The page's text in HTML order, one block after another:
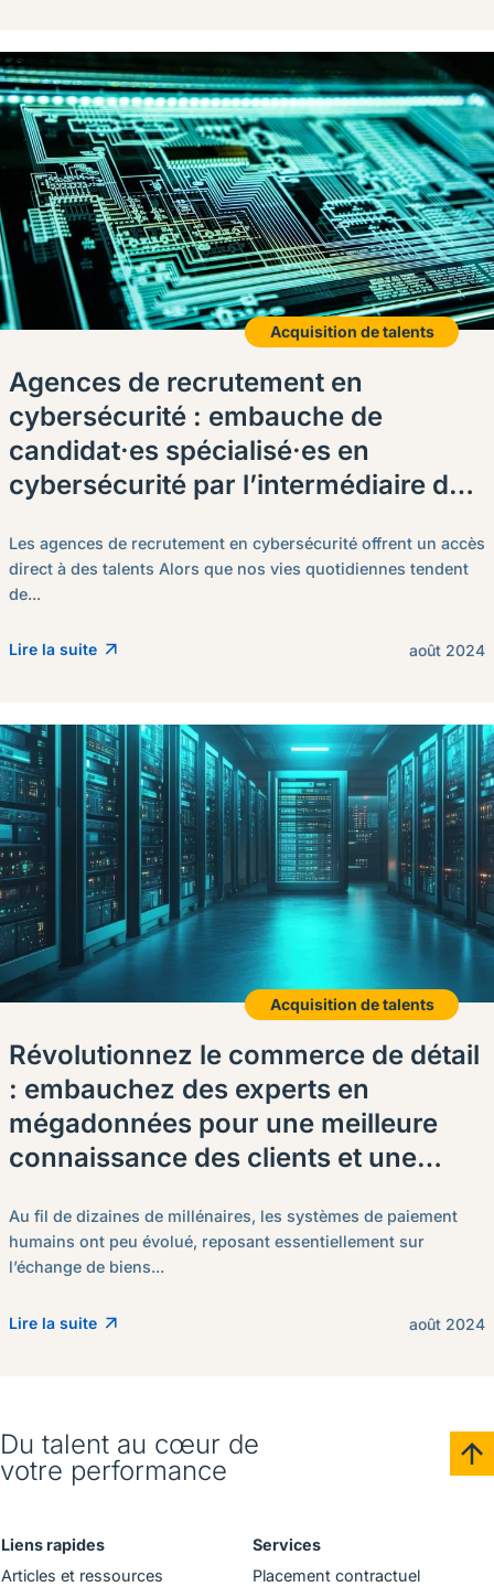
Acquisition de talents
Agences de recrutement en
cybersécurité : embauche de
candidat·es spécialisé·es en
cybersécurité par l’intermédiaire de
Les agences de recrutement en cybersécurité offrent un accès
direct à des talents Alors que nos vies quotidiennes tendent
de...
Lire la suite août 2024
Acquisition de talents
Révolutionnez le commerce de détail
: embauchez des experts en
mégadonnées pour une meilleure
connaissance des clients et une
Au fil de dizaines de millénaires, les systèmes de paiement
humains ont peu évolué, reposant essentiellement sur
l’échange de biens...
Lire la suite août 2024
Du talent au cœur de
votre performance
Liens rapides
Articles et ressources
Services
Placement contractuel